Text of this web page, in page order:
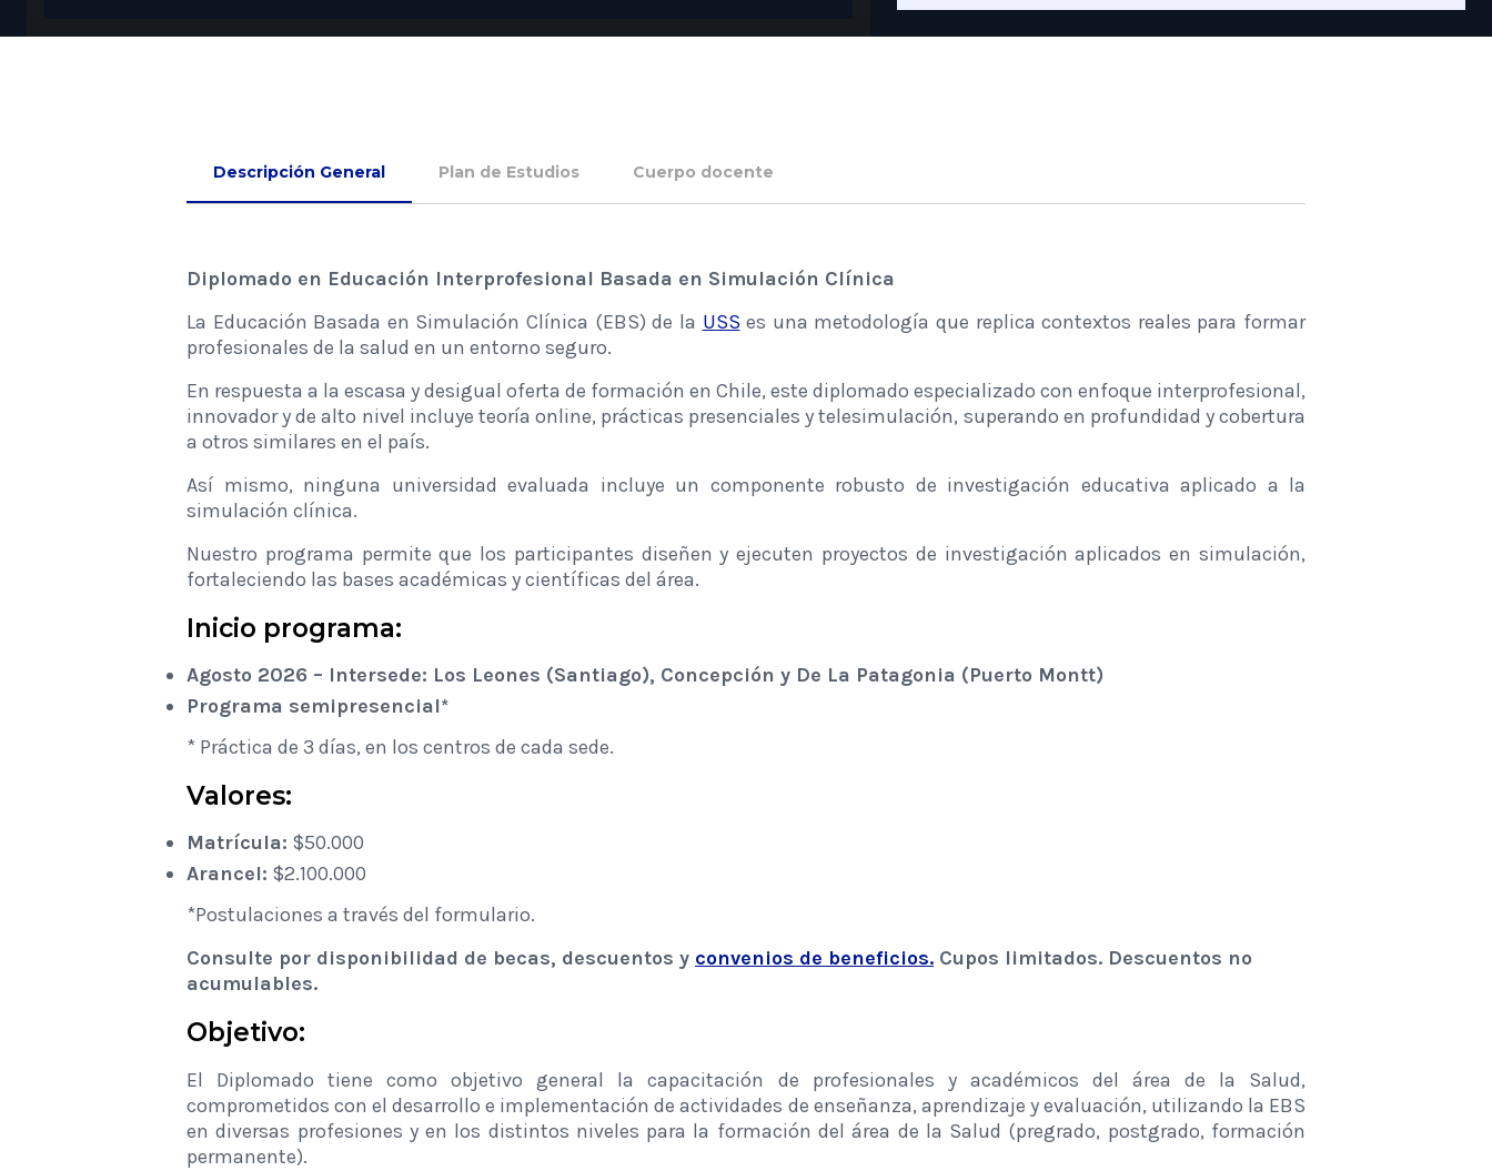
Descripción General Plan de Estudios Cuerpo docente
Diplomado en Educación Interprofesional Basada en Simulación Clínica
La Educación Basada en Simulación Clínica (EBS) de la USS es una metodología que replica contextos reales para formar
profesionales de la salud en un entorno seguro.
En respuesta a la escasa y desigual oferta de formación en Chile, este diplomado especializado con enfoque interprofesional,
innovador y de alto nivel incluye teoría online, prácticas presenciales y telesimulación, superando en profundidad y cobertura
a otros similares en el país.
Así mismo, ninguna universidad evaluada incluye un componente robusto de investigación educativa aplicado a la
simulación clínica.
Nuestro programa permite que los participantes diseñen y ejecuten proyectos de investigación aplicados en simulación,
fortaleciendo las bases académicas y científicas del área.
Inicio programa:
Agosto 2026 – Intersede: Los Leones (Santiago), Concepción y De La Patagonia (Puerto Montt)
Programa semipresencial*
* Práctica de 3 días, en los centros de cada sede.
Valores:
Matrícula: $50.000
Arancel: $2.100.000
*Postulaciones a través del formulario.
Consulte por disponibilidad de becas, descuentos y convenios de beneficios. Cupos limitados. Descuentos no
acumulables.
Objetivo:
El Diplomado tiene como objetivo general la capacitación de profesionales y académicos del área de la Salud,
comprometidos con el desarrollo e implementación de actividades de enseñanza, aprendizaje y evaluación, utilizando la EBS
en diversas profesiones y en los distintos niveles para la formación del área de la Salud (pregrado, postgrado, formación
permanente).